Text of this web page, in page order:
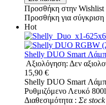
Προσθήκη στην Wishlist
Προσθήκη για σύγκριση
Hot
Shelly DUO Smart
Αξιολόγηση: Δεν
15,90 €
Shelly DUO Smart
Ρυθμιζόμενο Λευκό
Διαθεσιμότητα : Σε stock